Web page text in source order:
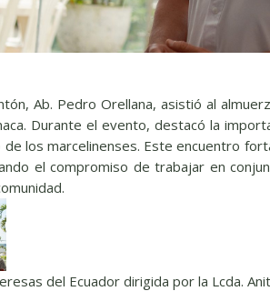
Ab. Pedro Orellana, asistió al
Durante el evento, destacó la
los marcelinenses. Este encuentro
el compromiso de trabajar en
del Ecuador dirigida por la Lcda.